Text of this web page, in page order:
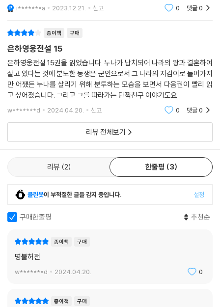
서 토요일이 와서 내가 은하영웅전설 17, 18, 19권을 다다닥 살 수 있게 되
길 바란다. 추
i*******a 2023.12.21. 신고 0 댓글0
종이책 구매
은하영웅전설 15
은하영웅전설 15권을 읽었습니다. 누나가 납치되어 나라의 왕과 결혼하여
살고 있다는 것에 분노한 동생은 군인으로서 그 나라의 지킴이로 들어가지
만 어쨌든 누나를 살리기 위해 분투하는 모습을 보면서 다음권이 빨리 읽
고 싶어졌습니다. 그리고 그를 따라가는 단짝친구 이야기도요
w*******d 2024.04.20. 신고 0 댓글0
리뷰 전체보기
리뷰 2 한줄평 3
클린봇이 부적절한 글을 감지 중입니다. 설정
구매한줄평 추천순
종이책 구매
명불허전
w*******d 2024.04.20. 0
종이책 구매